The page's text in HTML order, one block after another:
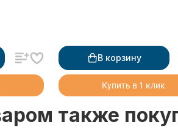
В корзину
Купить в 1 клик
также